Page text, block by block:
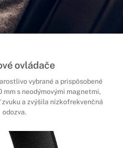
ovládače
vybrané a prispôsobené
s neodýmovými magnetmi,
a zvýšila nízkofrekvenčná
odozva.